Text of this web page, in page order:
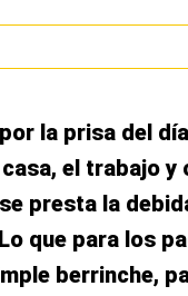
la prisa del
el trabajo y
presta la
que para los
berrinche,